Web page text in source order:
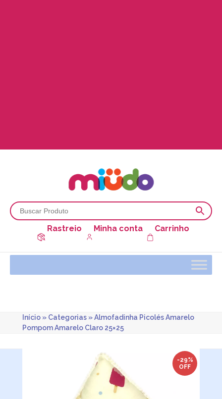
Rastreio Minha conta Carrinho
Início» Categorias»Almofadinha Picolés Amarelo
Pompom Amarelo Claro 25×25
-29%
OFF